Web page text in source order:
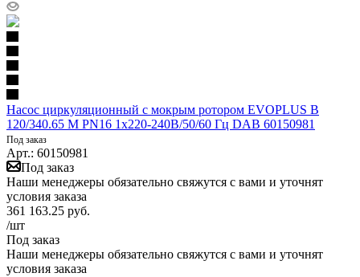
Насос циркуляционный с мокрым ротором EVOPLUS B
120/340.65 M PN16 1x220-240В/50/60 Гц DAB 60150981
Под заказ
Арт.: 60150981
Под заказ
Наши менеджеры обязательно свяжутся с вами и уточнят
условия заказа
361 163.25 руб.
/шт
Под заказ
Наши менеджеры обязательно свяжутся с вами и уточнят
условия заказа